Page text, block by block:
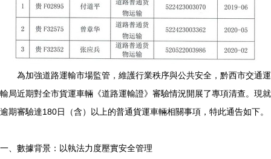
為加強道路運輸市場監管，維護行業秩序與公共安全，黔西市交通運
輸局近期對全市貨運車輛《道路運輸證》審驗情況開展了專項清查。現就
逾期審驗達180日（含）以上的普通貨運車輛相關事項，特此通告如下。
一、數據背景：以執法力度壓實安全管理